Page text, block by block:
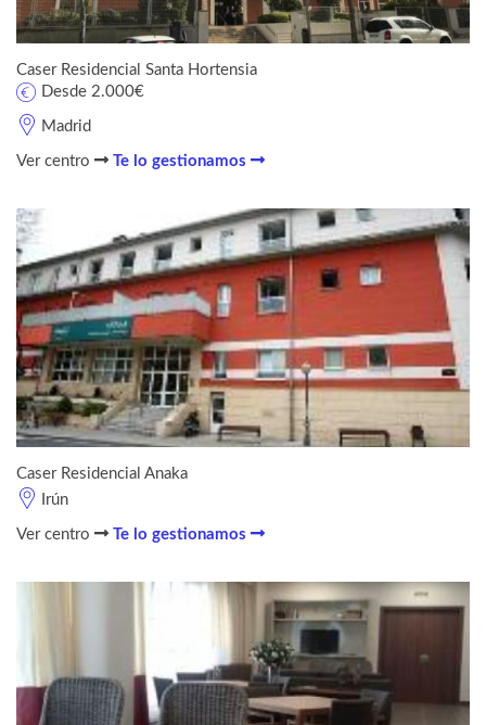
Caser Residencial Santa Hortensia
Madrid
Desde 2.000€
Ver centro Te lo gestionamos
Caser Residencial Anaka
Irún
Ver centro Te lo gestionamos